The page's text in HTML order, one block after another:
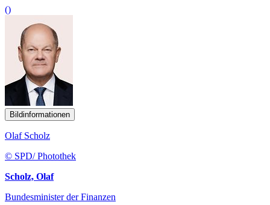
()
Bildinformationen
Olaf Scholz
© SPD/ Photothek
Scholz, Olaf
Bundesminister der Finanzen